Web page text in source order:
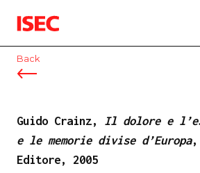
ISEC
Back
Guido Crainz, Il dolore e
e le memorie divise d’Europa,
Editore, 2005